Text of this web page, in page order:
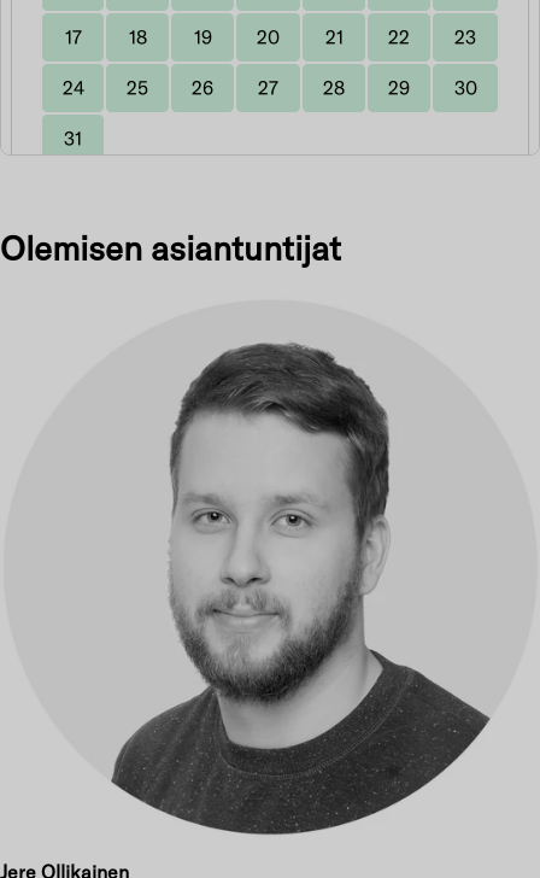
17 18 19 20 21 22 23
24 25 26 27 28 29 30
31
7. elo 2026
Ei vapaita aikoja
Valitse toinen päivämäärä
Olemisen asiantuntijat
Jere Ollikainen